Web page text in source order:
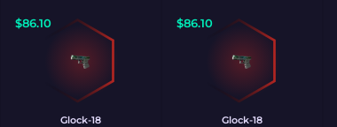
$86.10
Glock-18
$86.10
Glock-18